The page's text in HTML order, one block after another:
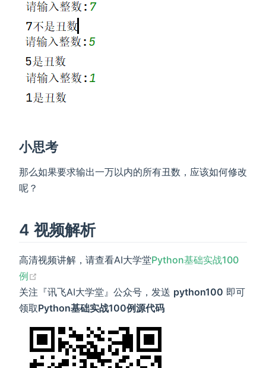
小思考
那么如果要求输出一万以内的所有丑数，应该如何修改
呢？
4 视频解析
高清视频讲解，请查看AI大学堂Python基础实战100
例
关注『讯飞AI大学堂』公众号，发送 python100 即可
领取Python基础实战100例源代码